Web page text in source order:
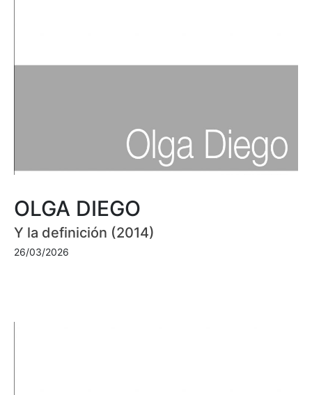
OLGA DIEGO
Y la definición (2014)
26/03/2026